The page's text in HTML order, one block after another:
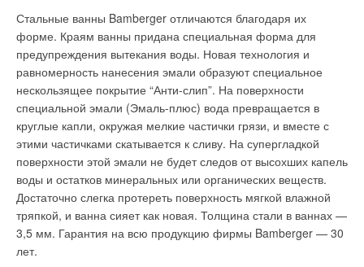
Стальные ванны Bamberger отличаются благодаря их
форме. Краям ванны придана специальная форма для
предупреждения вытекания воды. Новая технология и
равномерность нанесения эмали образуют специальное
нескользящее покрытие “Анти-слип”. На поверхности
специальной эмали (Эмаль-плюс) вода превращается в
круглые капли, окружая мелкие частички грязи, и вместе с
этими частичками скатывается к сливу. На супергладкой
поверхности этой эмали не будет следов от высохших капель
воды и остатков минеральных или органических веществ.
Достаточно слегка протереть поверхность мягкой влажной
тряпкой, и ванна сияет как новая. Толщина стали в ваннах —
3,5 мм. Гарантия на всю продукцию фирмы Bamberger — 30
лет.
КРИТЕРИИ ВЫБОРА
Идеальным вариантом правильного выбора является
обращение к профессионалам, имеющим большой опыт
работы с газовыми устройствами, причем на каждом из
этапов приобретения, установки и запуска оборудования.
Покупка — это важный этап, а правильная установка,
наладка и запуск — это основа долгой службы
оборудования. Иногда стоимость самого оборудования ниже
работ, связанных с полным монтажом системы.
От монтажа системы может зависеть и ваша жизнь, поэтому
полагаться на “частников” в таком вопросе небезопасно. При
застройщику. Подобные котлы с мощностью до 20 кВт чаще
всего используются для отопления и горячего
водоснабжения жилых или вспомогательных домов с
небольшой площадью.
Опыт эксплуатации котельного оборудования показывает,
что при выборе даже дорогого теплогенератора следует
стремиться к его максимальной конструктивной простоте, что
является залогом его надежности. Абсолютно оправданно не
находят широкого применения в России предлагаемые
некоторыми фирмами комбинированные водогрейные
котлы, конструкция которых позволяет использовать для их
работы несколько, иногда до 4-х, видов топлива (природный
газ, дизельное топливо, электричество, дрова или уголь).